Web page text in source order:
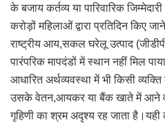
के बजाय कर्तव्य या पारिवारिक
करोड़ों महिलाओं द्वारा प्रतिदिन किए
राष्ट्रीय आय,सकल घरेलू उत्पाद
पारंपरिक मापदंडों में स्थान नहीं मिल
आधारित अर्थव्यवस्था में भी किसी
उसके वेतन,आयकर या बैंक खाते में आने
गृहिणी का श्रम अदृश्य रह जाता